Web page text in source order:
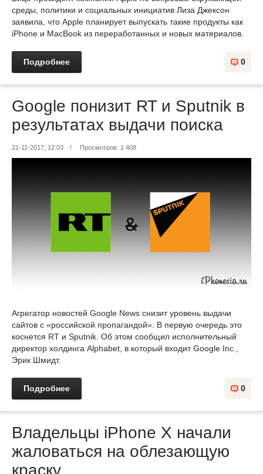
среды, политики и социальных инициатив Лиза Джексон
заявила, что Apple планирует выпускать такие продукты как
iPhone и MacBook из переработанных и новых материалов.
Подробнее 0
Google понизит RT и Sputnik в
результатах выдачи поиска
21-11-2017, 12:03 / Просмотров: 1 408
Агрегатор новостей Google News снизит уровень выдачи
сайтов с «российской пропагандой». В первую очередь это
коснется RT и Sputnik. Об этом сообщил исполнительный
директор холдинга Alphabet, в который входит Google Inc.,
Эрик Шмидт.
Подробнее 0
Владельцы iPhone X начали
жаловаться на облезающую